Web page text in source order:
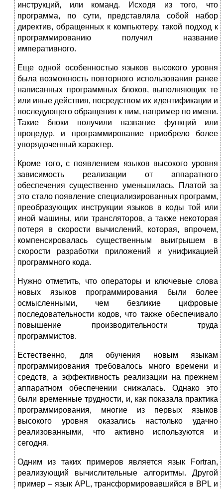
инструкций, или команд. Исходя из того, что
программа, по сути, представляла собой набор
директив, обращенных к компьютеру, такой подход к
программированию получил название
императивного.
Еще одной особенностью языков высокого уровня
была возможность повторного использования ранее
написанных программных блоков, выполняющих те
или иные действия, посредством их идентификации и
последующего обращения к ним, например по имени.
Такие блоки получили название функций или
процедур, и программирование приобрело более
упорядоченный характер.
Кроме того, с появлением языков высокого уровня
зависимость реализации от аппаратного
обеспечения существенно уменьшилась. Платой за
это стало появление специализированных программ,
преобразующих инструкции языков в коды той или
иной машины, или трансляторов, а также некоторая
потеря в скорости вычислений, которая, впрочем,
компенсировалась существенным выигрышем в
скорости разработки приложений и унификацией
программного кода.
Нужно отметить, что операторы и ключевые слова
новых языков программирования были более
осмысленными, чем безликие цифровые
последовательности кодов, что также обеспечивало
повышение производительности труда
программистов.
Естественно, для обучения новым языкам
программирования требовалось много времени и
средств, а эффективность реализации на прежнем
аппаратном обеспечении снижалась. Однако это
были временные трудности, и, как показала практика
программирования, многие из первых языков
высокого уровня оказались настолько удачно
реализованными, что активно используются и
сегодня.
Одним из таких примеров является язык Fortran,
реализующий вычислительные алгоритмы. Другой
пример – язык APL, трансформировавшийся в BPL и